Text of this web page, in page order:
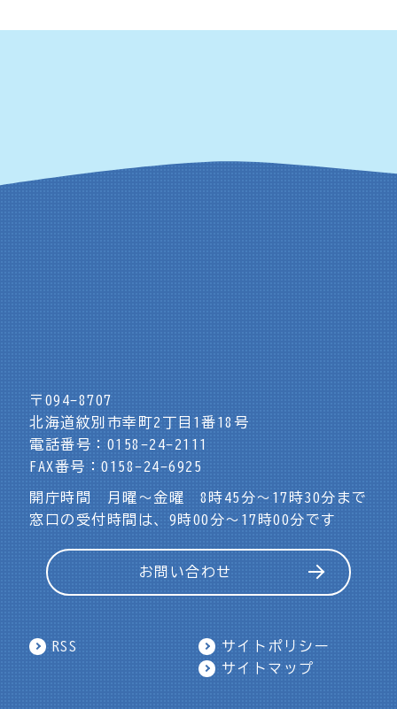
〒094-8707
北海道紋別市幸町2丁目1番18号
電話番号：0158-24-2111
FAX番号：0158-24-6925
開庁時間 月曜～金曜 8時45分～17時30分まで
窓口の受付時間は、9時00分～17時00分です
お問い合わせ
RSS
サイトポリシー
サイトマップ